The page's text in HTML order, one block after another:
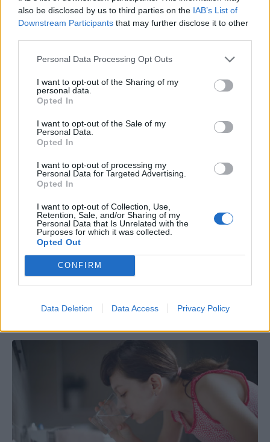
also be disclosed by us to third parties on the IAB’s List of
Downstream Participants that may further disclose it to other
Personal Data Processing Opt Outs
I want to opt-out of the Sharing of my
personal data.
Opted In
I want to opt-out of the Sale of my
Personal Data.
Opted In
I want to opt-out of processing my
Personal Data for Targeted Advertising.
Opted In
I want to opt-out of Collection, Use,
Retention, Sale, and/or Sharing of my
Personal Data that Is Unrelated with the
Purposes for which it was collected.
Opted Out
CONFIRM
Data Deletion Data Access Privacy Policy